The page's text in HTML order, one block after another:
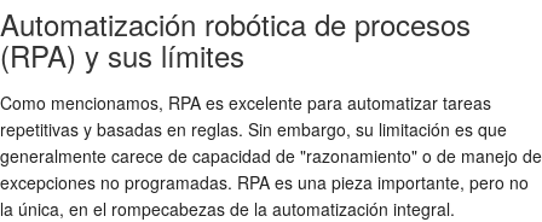
Automatización robótica de procesos
(RPA) y sus límites
Como mencionamos, RPA es excelente para automatizar tareas
repetitivas y basadas en reglas. Sin embargo, su limitación es que
generalmente carece de capacidad de "razonamiento" o de manejo de
excepciones no programadas. RPA es una pieza importante, pero no
la única, en el rompecabezas de la automatización integral.